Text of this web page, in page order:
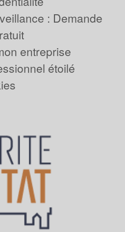
: Demande
entreprise
étoilé